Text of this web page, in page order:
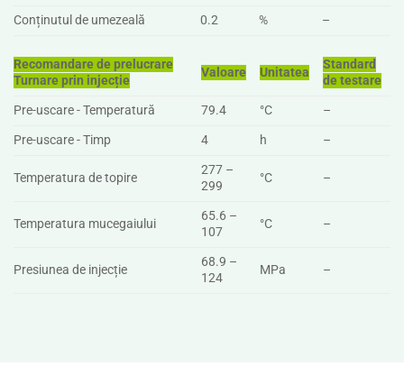
Conținutul de umezeală
0.2 % –
Recomandare de prelucrare
Turnare prin injecție
Valoare Unitatea
Standard
de testare
Pre-uscare - Temperatură
79.4 °C
–
Pre-uscare - Timp
4 h –
Temperatura de topire
277 –
299
°C –
Temperatura mucegaiului
65.6 –
107
°C –
Presiunea de injecție
68.9 –
124
MPa –